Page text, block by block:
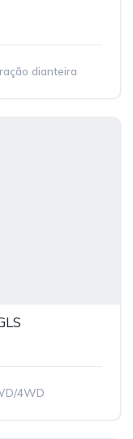
dianteira
4WD